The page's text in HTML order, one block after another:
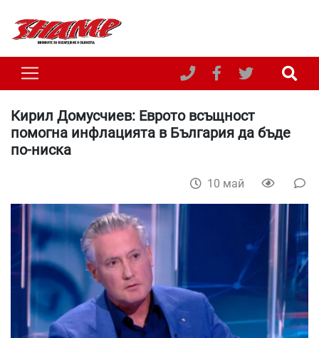
Кирил Домусчиев: Еврото всъщност
помогна инфлацията в България да бъде
по-ниска
10 май